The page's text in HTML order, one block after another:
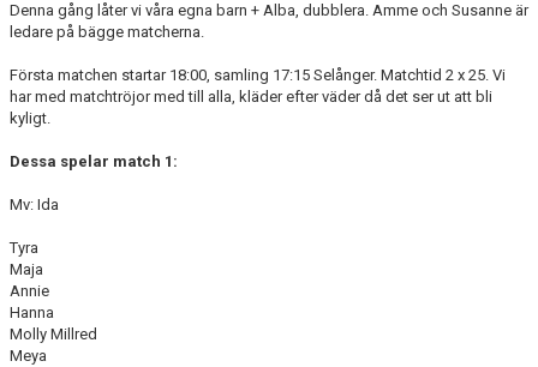
Denna gång låter vi våra egna barn + Alba, dubblera. Amme och Susanne är
ledare på bägge matcherna.
Första matchen startar 18:00, samling 17:15 Selånger. Matchtid 2 x 25. Vi
har med matchtröjor med till alla, kläder efter väder då det ser ut att bli
kyligt.
Dessa spelar match 1:
Mv: Ida
Tyra
Maja
Annie
Hanna
Molly Millred
Meya